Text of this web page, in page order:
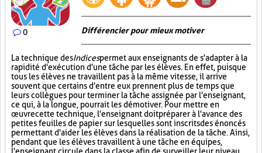
0 Différencier pour mieux motiver
La technique desIndicespermet aux enseignants de s'adapter à la
rapidité d'exécution d'une tâche par les élèves. En effet, puisque
tous les élèves ne travaillent pas à la même vitesse, il arrive
souvent que certains d'entre eux prennent plus de temps que
leurs collègues pour terminer la tâche assignée par l'enseignant,
ce qui, à la longue, pourrait les démotiver. Pour mettre en
œuvre cette technique, l'enseignant doit préparer à l'avance des
petites feuilles de papier sur lesquelles sont inscrits des énoncés
permettant d'aider les élèves dans la réalisation de la tâche. Ainsi,
pendant que les élèves travaillent à une tâche en équipes,